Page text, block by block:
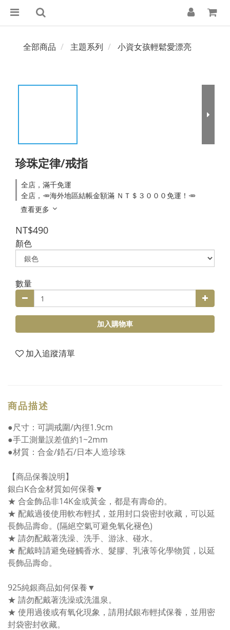
全部商品 主題系列 小資女孩輕鬆愛漂亮
珍珠定律/戒指
全店，滿千免運
全店，🥕海外地區結帳金額滿 ＮＴ＄３０００免運！🥕
查看更多
NT$490
顏色
數量
加入購物車
加入追蹤清單
商品描述
●尺寸：可調戒圍/內徑1.9cm
●手工測量誤差值約1~2mm
●材質：合金/鋯石/日本人造珍珠
【商品保養說明】
銀白K合金材質如何保養▼
★ 合金飾品非14K金或黃金，都是有壽命的。
★ 配戴過後使用軟布輕拭，並用封口袋密封收藏，可以延
長飾品壽命。(隔絕空氣可避免氧化褪色)
★ 請勿配戴著洗澡、洗手、游泳、碰水。
★ 配戴時請避免碰觸香水、髮膠、乳液等化學物質，以延
長飾品壽命。
925純銀商品如何保養▼
★ 請勿配戴著洗澡或洗溫泉。
★ 使用過後或有氧化現象，請用拭銀布輕拭保養，並用密
封袋密封收藏。